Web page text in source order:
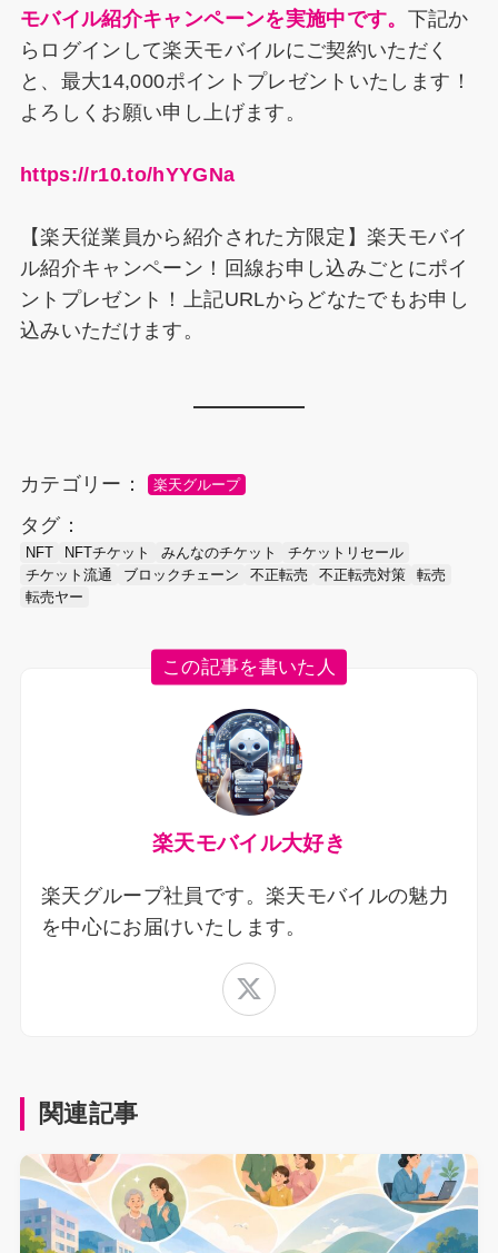
k
モバイル紹介キャンペーンを実施中です。 下記か
らログインして楽天モバイルにご契約いただく
と、最大14,000ポイントプレゼントいたします！
よろしくお願い申し上げます。
https://r10.to/hYYGNa
【楽天従業員から紹介された方限定】楽天モバイ
ル紹介キャンペーン！回線お申し込みごとにポイ
ントプレゼント！上記URLからどなたでもお申し
込みいただけます。
カテゴリー： 楽天グループ
タグ：
NFT NFTチケット みんなのチケット
チケットリセール
チケット流通
ブロックチェーン 不正転売 不正転売対策
転売
転売ヤー
この記事を書いた人
楽天モバイル大好き
楽天グループ社員です。楽天モバイルの魅力
を中心にお届けいたします。
関連記事